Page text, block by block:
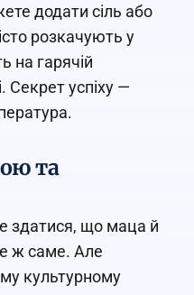
додати сіль або
розкачують у
на гарячій
Секрет успіху —
та
здатися, що маца й
ж саме. Але
культурному